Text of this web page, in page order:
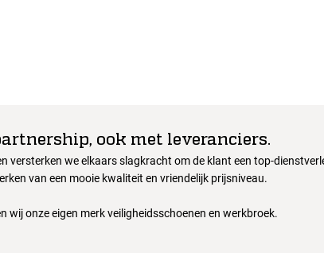
ook met leveranciers.
we elkaars slagkracht om de klant een top-
van een mooie kwaliteit en vriendelijk prijsniveau.
wij onze eigen merk veiligheidsschoenen en werkbroek.